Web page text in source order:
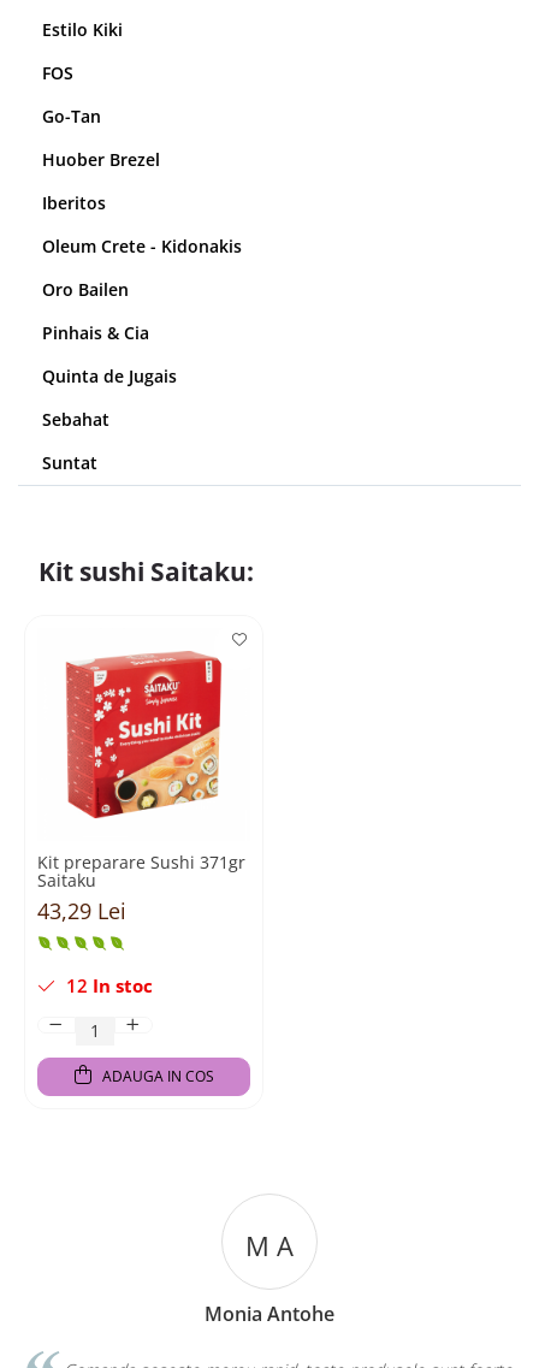
Estilo Kiki
FOS
Go-Tan
Huober Brezel
Iberitos
Oleum Crete - Kidonakis
Oro Bailen
Pinhais & Cia
Quinta de Jugais
Sebahat
Suntat
Kit sushi Saitaku:
Kit preparare Sushi 371gr
Saitaku
43,29 Lei
12 In stoc
ADAUGA IN COS
M A
Monia Antohe